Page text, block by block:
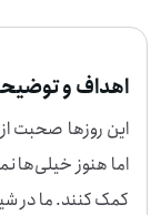
اهداف و
کمک کنند. ما در